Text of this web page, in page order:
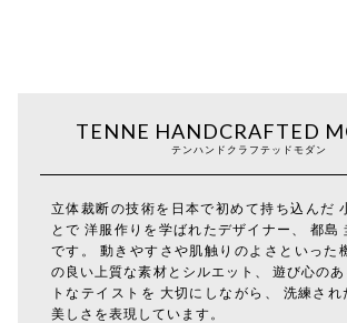
TENNE HANDCRAFTED
テンハンドクラフテッドモダン
立体裁断の技術を日本で初めて持ち込んだ
とで 洋服作りを学ばれたデザイナー、 都島
です。 動きやすさや肌触りのよさといった
の良い上質な素材とシルエット、 遊び心の
トなテイストを 大切にしながら、 洗練さ
美しさを表現しています。